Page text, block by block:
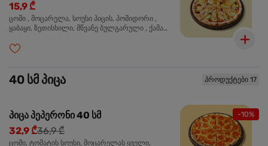
15,9 ₾
ცომი , მოცარელა, სოუსი პიცის, პომიდორი ,
ყაბაყი, ზეთისხილი, მწვანე ბულგარული , ქამა
40 სმ პიცა პროდუქტები 17
-10%
პიცა პეპერონი 40 სმ
32,9 ₾36,9 ₾
ცომი, ტომატის სოუსი, მოცარელას ყველი,